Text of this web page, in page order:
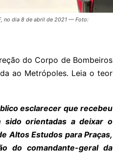
no dia 8 de abril de 2021 — Foto:
do Corpo de Bombeiros
ao Metrópoles. Leia o teor
esclarecer que recebeu
sido orientadas a deixar o
Altos Estudos para Praças,
do comandante-geral da